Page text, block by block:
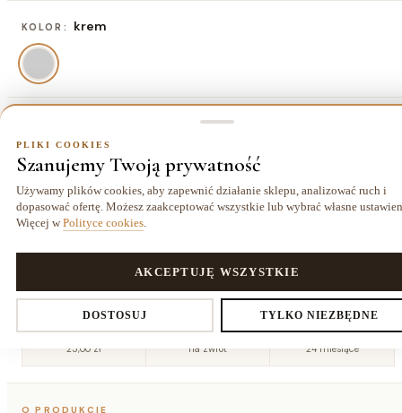
KOLOR: krem
80x150 cm
154,70 zł
120x170 cm
258,70 zł
140x200
cm
362,70 zł 479,70 zł
200x290
cm
Dostawa kurierem
25,00 zł
14 dni
na zwrot
Gwarancja
24 miesiące
O PRODUKCIE
PLIKI COOKIES
Szanujemy Twoją prywatność
Używamy plików cookies, aby zapewnić działanie sklepu, analizować ruch i
dopasować ofertę. Możesz zaakceptować wszystkie lub wybrać własne
Więcej w Polityce cookies
DOSTOSUJ TYLKO NIEZBĘDNE
AKCEPTUJĘ WSZYSTKIE
Ustawienia prywatności